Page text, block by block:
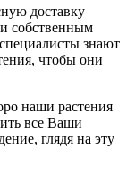
доставку
собственным
знают
чтобы они
наши растения
все Ваши
глядя на эту